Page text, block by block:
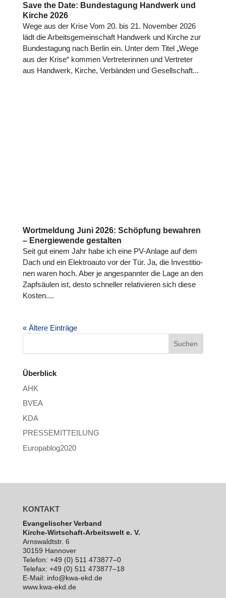
Save the Date: Bundestagung Handwerk und
Kirche 2026
Wege aus der Krise Vom 20. bis 21. November 2026
lädt die Arbeits­ge­mein­schaft Handwerk und Kirche zur
Bun­des­ta­gung nach Berlin ein. Unter dem Titel „Wege
aus der Krise“ kommen Ver­tre­te­rin­nen und Ver­tre­ter
aus Handwerk, Kirche, Ver­bän­den und Gesell­schaft...
Wortmeldung Juni 2026: Schöpfung bewahren
– Energiewende gestalten
Seit gut einem Jahr habe ich eine PV-Anlage auf dem
Dach und ein Elek­tro­auto vor der Tür. Ja, die Inves­ti­tio­
nen waren hoch. Aber je ange­spann­ter die Lage an den
Zapf­säu­len ist, desto schnel­ler rela­ti­vie­ren sich diese
Kosten....
« Ältere Einträge
Überblick
AHK
BVEA
KDA
PRESSEMITTEILUNG
Europablog2020
KONTAKT
Evan­ge­li­scher Verband
Kirche-Wirt­schaft-Arbeits­welt e. V.
Arns­waldt­str. 6
30159 Hannover
Telefon: +49 (0) 511 473877–0
Telefax: +49 (0) 511 473877–18
E‑Mail: info@kwa-ekd.de
www.kwa-ekd.de